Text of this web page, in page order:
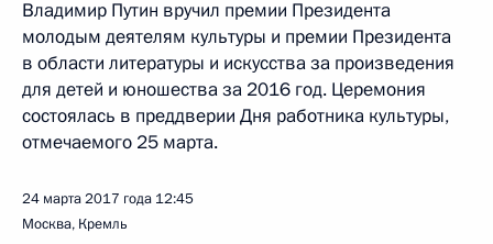
Владимир Путин вручил премии Президента
молодым деятелям культуры и премии Президента
в области литературы и искусства за произведения
для детей и юношества за 2016 год. Церемония
состоялась в преддверии Дня работника культуры,
отмечаемого 25 марта.
24 марта 2017 года 12:45
Москва, Кремль